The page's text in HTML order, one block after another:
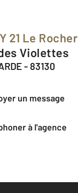
21 Le Rocher
des Violettes
- 83130
un message
à l'agence